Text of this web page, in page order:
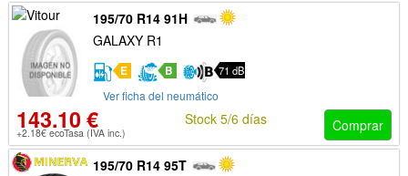
195/70 R14 91H
GALAXY R1
E B 71 dB
Ver ficha del neumático
143.10 €
+2.18€ ecoTasa (IVA inc.) Comprar
Stock 5/6 días
195/70 R14 95T